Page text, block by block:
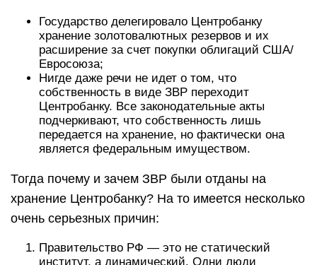
Государство делегировало Центробанку
хранение золотовалютных резервов и их
расширение за счет покупки облигаций США/
Евросоюза;
Нигде даже речи не идет о том, что
собственность в виде ЗВР переходит
Центробанку. Все законодательные акты
подчеркивают, что собственность лишь
передается на хранение, но фактически она
является федеральным имуществом.
Тогда почему и зачем ЗВР были отданы на
хранение Центробанку? На то имеется несколько
очень серьезных причин:
Правительство РФ — это не статический
институт, а динамический. Одни люди